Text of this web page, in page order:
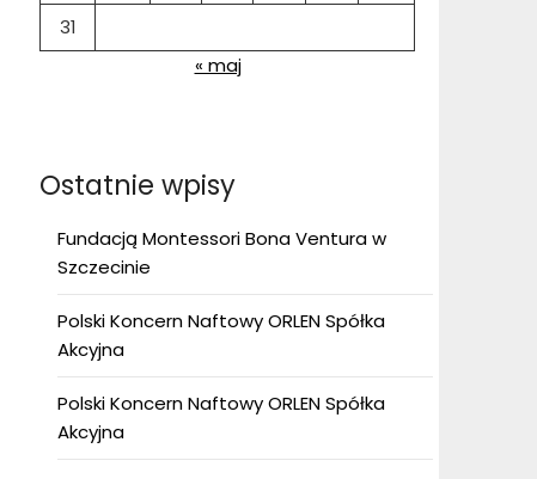
31
« maj
Ostatnie wpisy
Fundacją Montessori Bona Ventura w
Szczecinie
Polski Koncern Naftowy ORLEN Spółka
Akcyjna
Polski Koncern Naftowy ORLEN Spółka
Akcyjna